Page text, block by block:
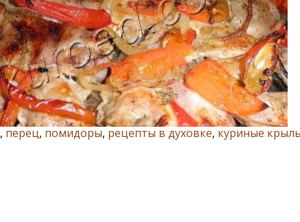
, перец, помидоры, рецепты в духовке, куриные